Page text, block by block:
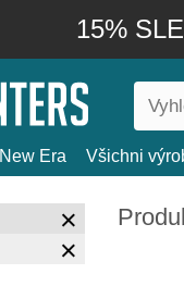
15%
New Era Všichni